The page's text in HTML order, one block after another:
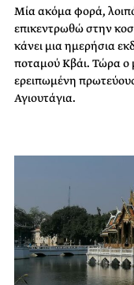
Μία ακόμα φορά,
επικεντρωθώ στην
κάνει μια ημερήσια
ποταμού Κβάι. Τώρα ο
ερειπωμένη
Αγιουτάγια.